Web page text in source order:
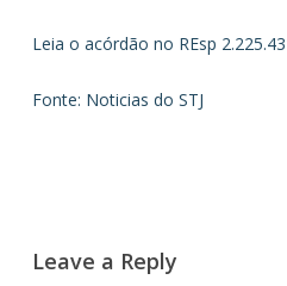
Leia o acórdão no REsp
Fonte: Noticias do STJ
Leave a Reply